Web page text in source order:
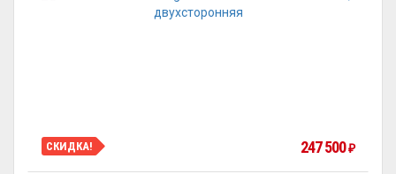
СКИДКА! 247 500₽